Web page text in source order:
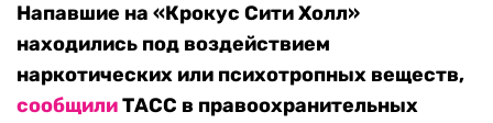
Напавшие на «Крокус Сити Холл»
находились под воздействием
наркотических или психотропных веществ,
сообщилиТАСС в правоохранительных